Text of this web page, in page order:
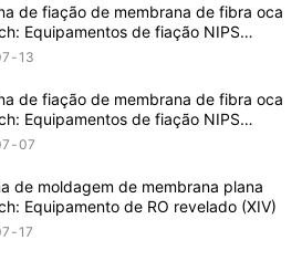
de fiação de membrana de fibra oca
Equipamentos de fiação NIPS
(16)
13
de fiação de membrana de fibra oca
Equipamentos de fiação NIPS
(15)
07
de moldagem de membrana plana
Equipamento de RO revelado (XIV)
17